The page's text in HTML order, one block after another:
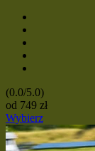
(0.0/5.0)
od 749 zł
Wybierz